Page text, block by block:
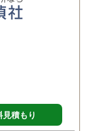
見積もり